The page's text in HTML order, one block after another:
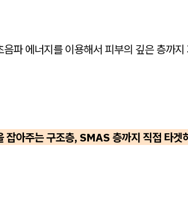
음파 에너지를 이용해서 피부의 깊은 층까
잡아주는 구조층, SMAS 층까지 직접 타겟